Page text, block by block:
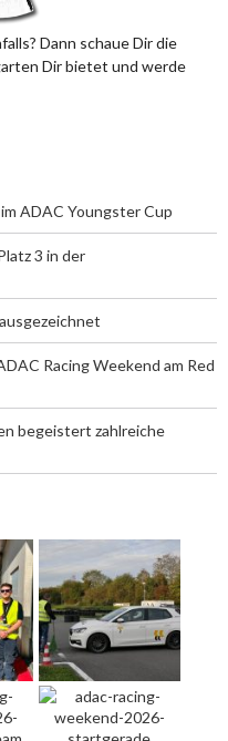
Dann schaue Dir die
Dir bietet und werde
ADAC Youngster Cup
3 in der
Racing Weekend am Red
begeistert zahlreiche